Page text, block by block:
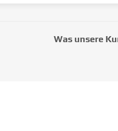
Was unsere